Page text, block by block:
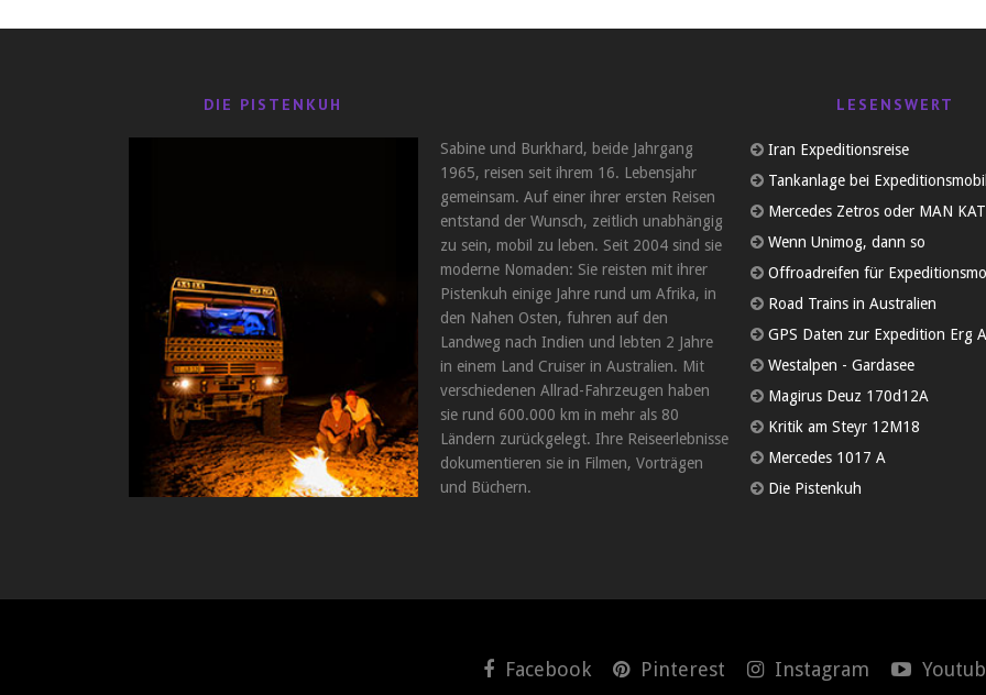
DIE PISTENKUH
Sabine und Burkhard, beide Jahrgang
1965, reisen seit ihrem 16. Lebensjahr
gemeinsam. Auf einer ihrer ersten Reisen
entstand der Wunsch, zeitlich unabhängig
zu sein, mobil zu leben. Seit 2004 sind sie
moderne Nomaden: Sie reisten mit ihrer
Pistenkuh einige Jahre rund um Afrika, in
den Nahen Osten, fuhren auf den
Landweg nach Indien und lebten 2 Jahre
in einem Land Cruiser in Australien. Mit
verschiedenen Allrad-Fahrzeugen haben
sie rund 600.000 km in mehr als 80
Ländern zurückgelegt. Ihre Reiseerlebnisse
dokumentieren sie in Filmen, Vorträgen
und Büchern.
LESENSWERT
Iran Expeditionsreise
Tankanlage bei
Mercedes Zetros oder MAN KAT
Wenn Unimog, dann so
Offroadreifen für
Road Trains in Australien
GPS Daten zur Expedition Erg
Westalpen - Gardasee
Magirus Deuz 170d12A
Kritik am Steyr 12M18
Mercedes 1017 A
Die Pistenkuh
Facebook Pinterest Instagram